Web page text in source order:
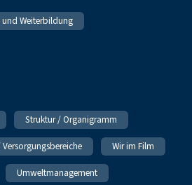
und Weiterbildung
Struktur / Organigramm
Wir im Film
Umweltmanagement